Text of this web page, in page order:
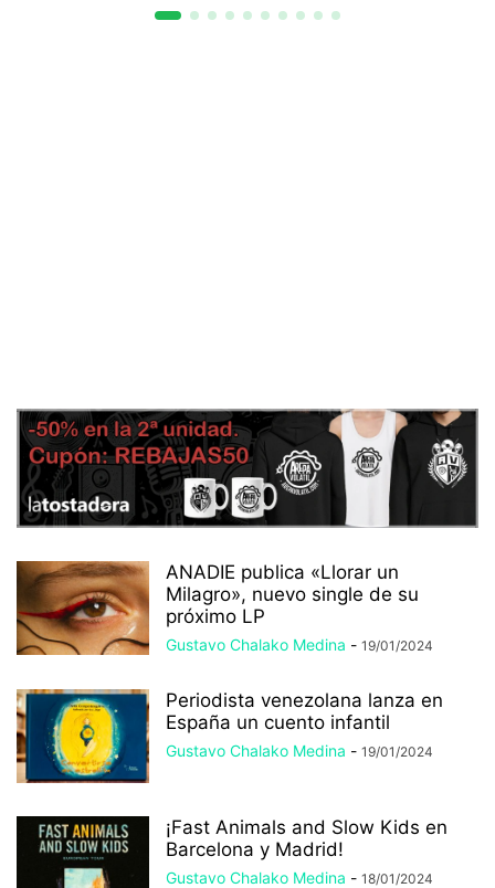
ANADIE publica «Llorar un
Milagro», nuevo single de su
próximo LP
Gustavo Chalako Medina - 19/01/2024
Periodista venezolana lanza en
España un cuento infantil
Gustavo Chalako Medina - 19/01/2024
¡Fast Animals and Slow Kids en
Barcelona y Madrid!
Gustavo Chalako Medina - 18/01/2024